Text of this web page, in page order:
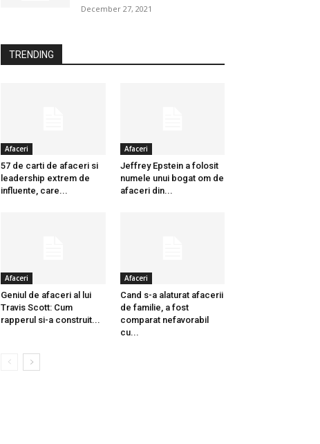
December 27, 2021
TRENDING
Afaceri
57 de carti de afaceri si
leadership extrem de
influente, care...
Afaceri
Jeffrey Epstein a folosit
numele unui bogat om de
afaceri din...
Afaceri
Geniul de afaceri al lui
Travis Scott: Cum
rapperul si-a construit...
Afaceri
Cand s-a alaturat afacerii
de familie, a fost
comparat nefavorabil
cu...